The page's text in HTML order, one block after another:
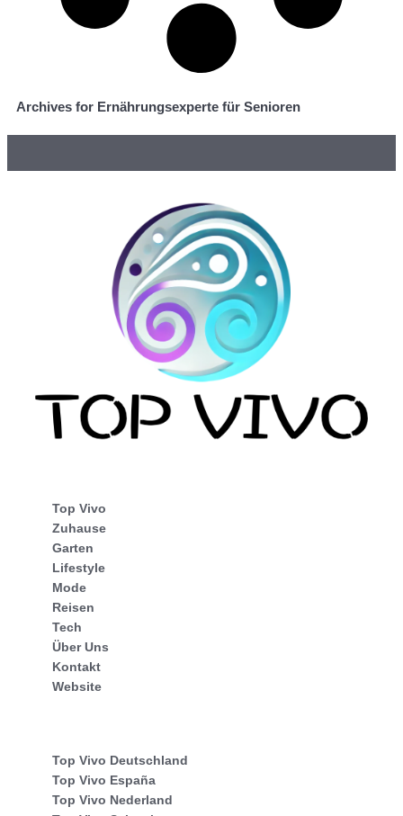
Archives for Ernährungsexperte für Senioren
Top Vivo
Zuhause
Garten
Lifestyle
Mode
Reisen
Tech
Über Uns
Kontakt
Website
Top Vivo Deutschland
Top Vivo España
Top Vivo Nederland